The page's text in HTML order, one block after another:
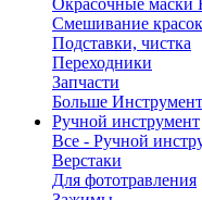
Окрасочные маски
Смешивание красок
Подставки, чистка
Переходники
Запчасти
Больше
Ручной инструмент
Все - Ручной
Верстаки
Для фототравления